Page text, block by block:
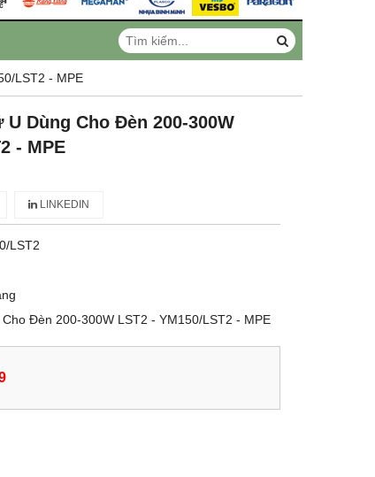
LST2 - MPE
Dùng Cho Đèn 200-300W
- MPE
LINKEDIN
LST2
Đèn 200-300W LST2 - YM150/LST2 - MPE